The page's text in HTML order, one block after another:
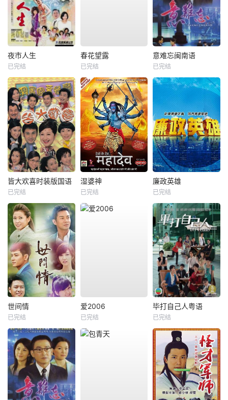
夜市人生
已完结
春花望露
已完结
意难忘闽南语
已完结
皆大欢喜时装版国语
已完结
湿婆神
已完结
廉政英雄
已完结
世间情
已完结
爱2006
已完结
毕打自己人粤语
已完结